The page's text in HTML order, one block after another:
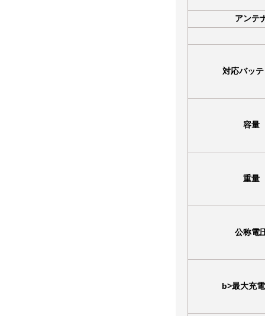
アンテ
対応バッ
容量
重量
公称電
b>最大充